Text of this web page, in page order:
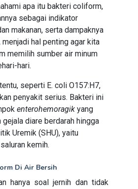
apa itu bakteri coliform,
sebagai indikator
makanan, serta dampaknya
menjadi hal penting agar kita
memilih sumber air minum
hari.
seperti E. coli O157:H7,
penyakit serius. Bakteri ini
enterohemoragik yang
diare berdarah hingga
Uremik (SHU), yaitu
kemih.
Di Air Bersih
hanya soal jernih dan tidak